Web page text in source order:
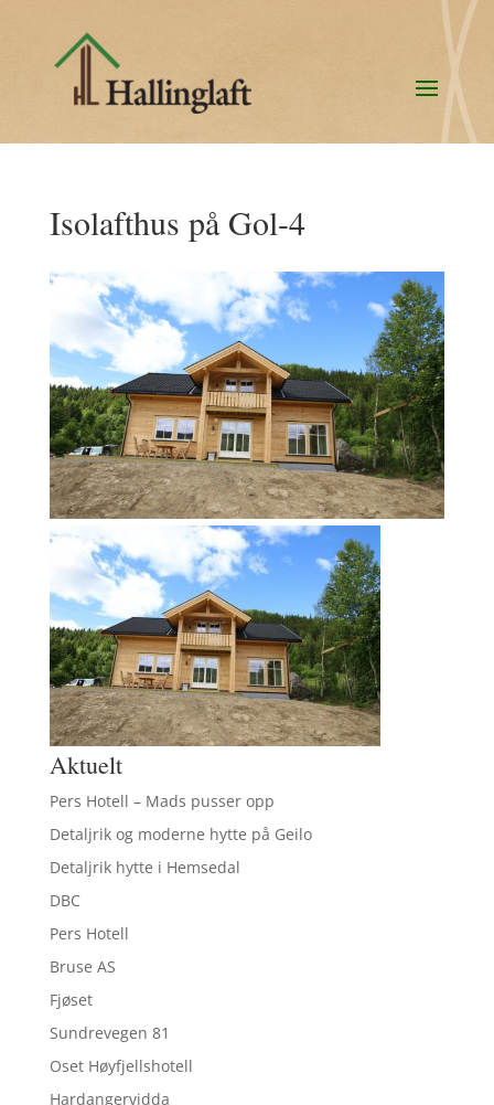
Isolafthus på Gol-4
Aktuelt
Pers Hotell – Mads pusser opp
Detaljrik og moderne hytte på Geilo
Detaljrik hytte i Hemsedal
DBC
Pers Hotell
Bruse AS
Fjøset
Sundrevegen 81
Oset Høyfjellshotell
Hardangervidda